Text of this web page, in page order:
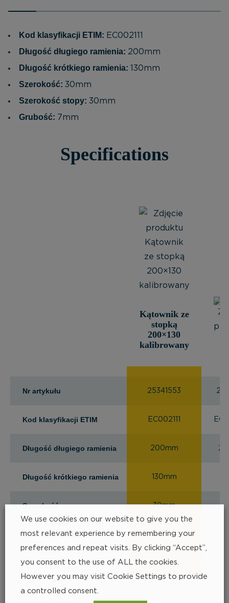
Kod klasyfikacji ETIM: EC002111
Długość długiego ramienia: 200mm
Długość krótkiego ramienia: 130mm
Szerokość: 30mm
Szerokość stopy: 30mm
Grubość: 7mm
Specifications
Nr artykułu
Kod klasyfikacji ETIM
Długość długiego ramienia
Długość krótkiego ramienia
Szerokość
Szerokość stopy
Grubość
Kątownik ze
stopką
200×130
kalibrowany
25341553
EC002111
200mm
130mm
30mm
30mm
7mm
We use cookies on our website to give you the
most relevant experience by remembering your
preferences and repeat visits. By clicking “Accept”,
you consent to the use of ALL the cookies.
However you may visit Cookie Settings to provide
a controlled consent.